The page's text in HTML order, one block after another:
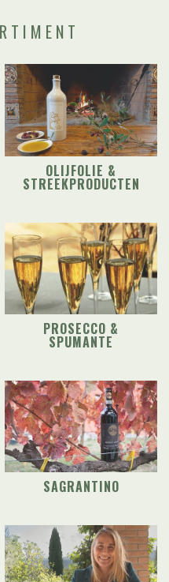
OLIJFOLIE &
STREEKPRODUCTEN
PROSECCO &
SPUMANTE
SAGRANTINO